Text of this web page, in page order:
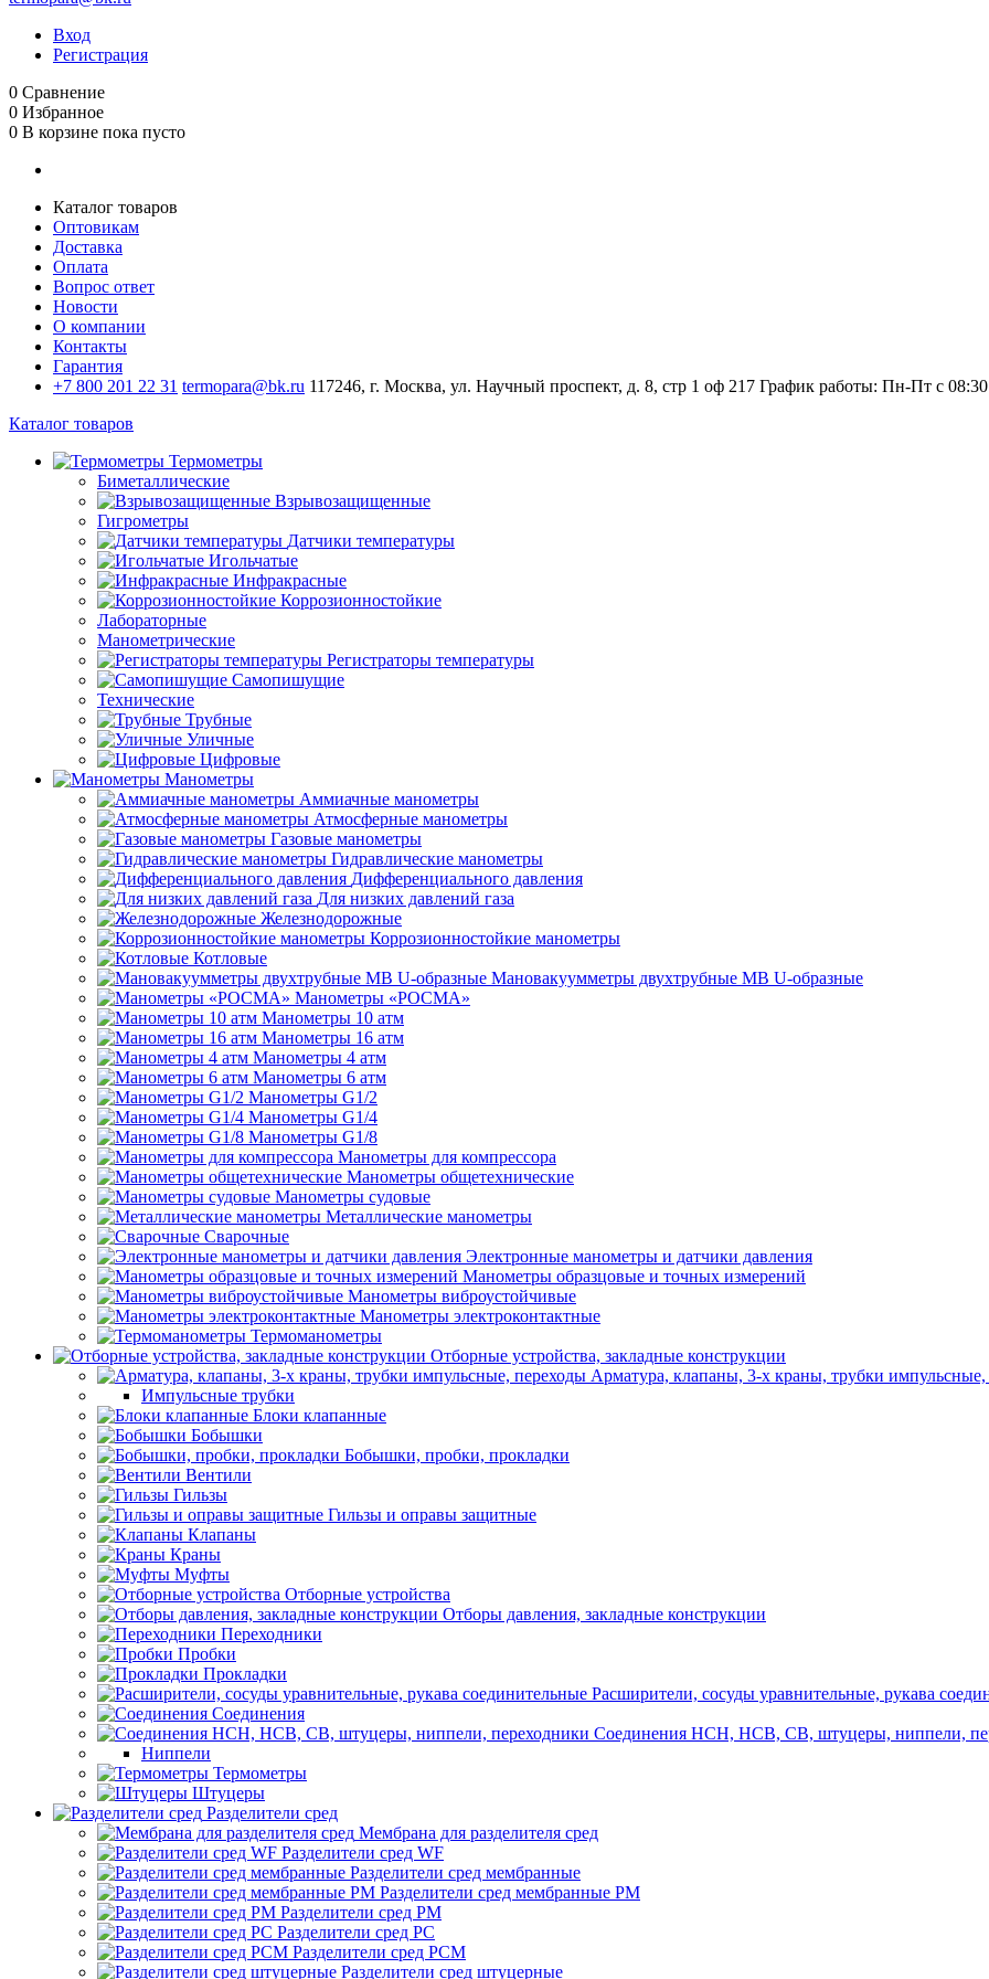
Вход
Регистрация
0 Сравнение
0 Избранное
0 В корзине пока пусто
Каталог товаров
Оптовикам
Доставка
Оплата
Вопрос ответ
Новости
О компании
Контакты
Гарантия
+7 800 201 22 31 termopara@bk.ru 117246, г. Москва, ул. Научный проспект, д. 8, стр 1 оф 217 График работы: Пн‑Пт с
Каталог товаров
Термометры
Биметаллические
Взрывозащищенные
Гигрометры
Датчики температуры
Игольчатые
Инфракрасные
Коррозионностойкие
Лабораторные
Манометрические
Регистраторы температуры
Самопишущие
Технические
Трубные
Уличные
Цифровые
Манометры
Аммиачные манометры
Атмосферные манометры
Газовые манометры
Гидравлические манометры
Дифференциального давления
Для низких давлений газа
Железнодорожные
Коррозионностойкие манометры
Котловые
Мановакуумметры двухтрубные МВ U-образные
Манометры «РОСМА»
Манометры 10 атм
Манометры 16 атм
Манометры 4 атм
Манометры 6 атм
Манометры G1/2
Манометры G1/4
Манометры G1/8
Манометры для компрессора
Манометры общетехнические
Манометры судовые
Металлические манометры
Сварочные
Электронные манометры и датчики давления
Манометры образцовые и точных измерений
Манометры виброустойчивые
Манометры электроконтактные
Термоманометры
Отборные устройства, закладные конструкции
Арматура, клапаны, 3-х краны, трубки импульсные,
Импульсные трубки
Блоки клапанные
Бобышки
Бобышки, пробки, прокладки
Вентили
Гильзы
Гильзы и оправы защитные
Клапаны
Краны
Муфты
Отборные устройства
Отборы давления, закладные конструкции
Переходники
Пробки
Прокладки
Расширители, сосуды уравнительные, рукава
Соединения
Соединения НСН, НСВ, СВ, штуцеры, ниппели,
Ниппели
Термометры
Штуцеры
Разделители сред
Мембрана для разделителя сред
Разделители сред WF
Разделители сред мембранные
Разделители сред мембранные РМ
Разделители сред РМ
Разделители сред РС
Разделители сред РСМ
Разделители сред штуцерные